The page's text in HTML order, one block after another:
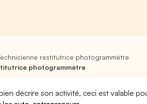
restitutrice photogrammètre
photogrammètre
décrire son activité, ceci est valable